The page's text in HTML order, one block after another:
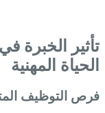
تأثير الخبرة
الحياة المهنية
فرص التوظيف